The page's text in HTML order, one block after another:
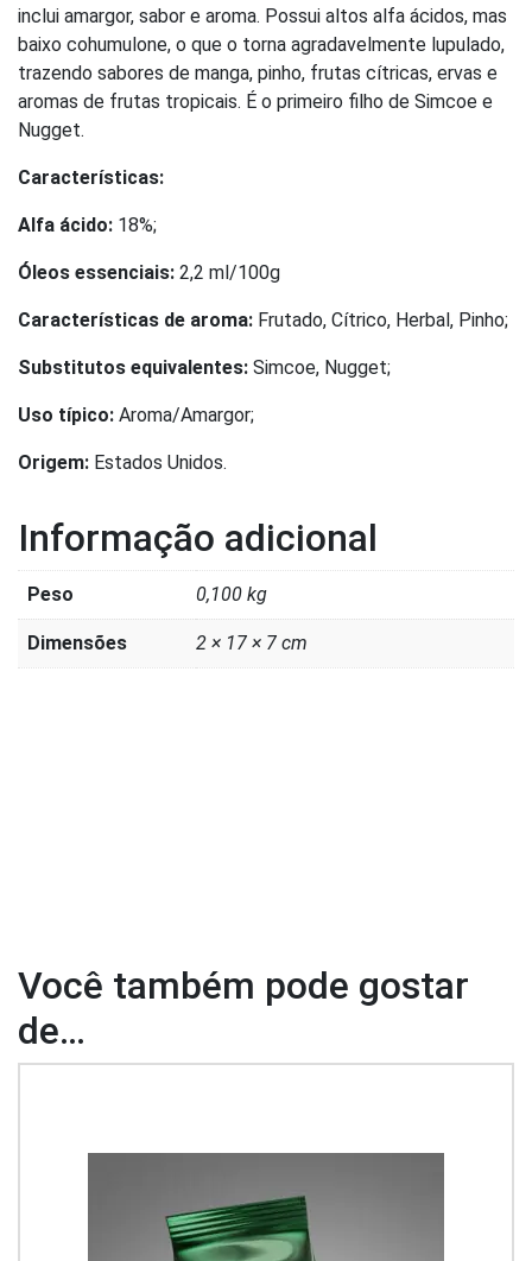
inclui amargor, sabor e aroma. Possui altos alfa ácidos, mas
baixo cohumulone, o que o torna agradavelmente lupulado,
trazendo sabores de manga, pinho, frutas cítricas, ervas e
aromas de frutas tropicais. É o primeiro filho de Simcoe e
Nugget.
Características:
Alfa ácido: 18%;
Óleos essenciais: 2,2 ml/100g
Características de aroma: Frutado, Cítrico, Herbal, Pinho;
Substitutos equivalentes: Simcoe, Nugget;
Uso típico: Aroma/Amargor;
Origem: Estados Unidos.
Informação adicional
Peso 0,100 kg
Dimensões 2 × 17 × 7 cm
Você também pode gostar
de…